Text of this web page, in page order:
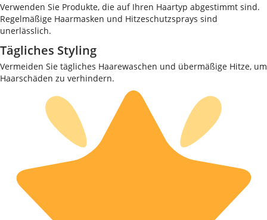
Verwenden Sie Produkte, die auf Ihren Haartyp abgestimmt sind.
Regelmäßige Haarmasken und Hitzeschutzsprays sind
unerlässlich.
Tägliches Styling
Vermeiden Sie tägliches Haarewaschen und übermäßige Hitze, um
Haarschäden zu verhindern.